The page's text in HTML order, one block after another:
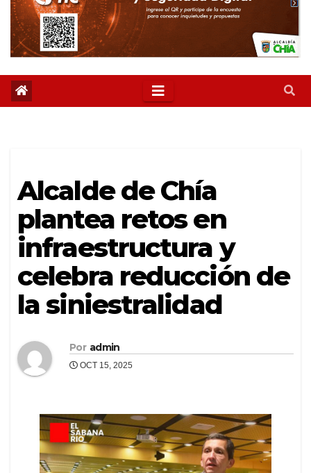
Alcalde de Chía
plantea retos en
infraestructura y
celebra reducción de
la siniestralidad
Por admin
OCT 15, 2025